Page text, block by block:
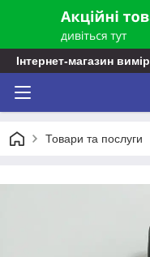
Інтернет-магазин
Товари та послуги